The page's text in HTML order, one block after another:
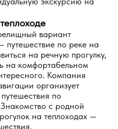
вариант
путешествие по реке на
на речную прогулку,
на комфортабельном
Компания
организует
по
с родной
на теплоходах —